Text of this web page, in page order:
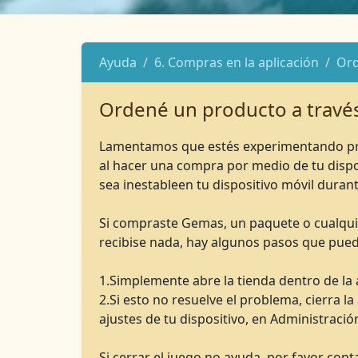
Ayuda 6. Compras en la aplicación
Ordené un producto a
Lamentamos que estés experimentando
al hacer una compra por medio de tu
sea inestableen tu dispositivo móvil
Si compraste Gemas, un paquete o
recibise nada, hay algunos pasos que
1.Simplemente abre la tienda dentro de
2.Si esto no resuelve el problema, cierra
ajustes de tu dispositivo, en